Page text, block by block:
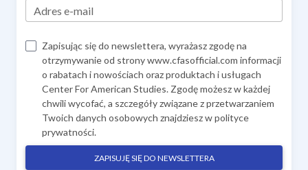
Adres e-mail
Zapisując się do newslettera, wyrażasz zgodę na
otrzymywanie od strony www.cfasofficial.com informacji
o rabatach i nowościach oraz produktach i usługach
Center For American Studies. Zgodę możesz w każdej
chwili wycofać, a szczegóły związane z przetwarzaniem
Twoich danych osobowych znajdziesz wpolityce
prywatności.
ZAPISUJĘ SIĘ DO NEWSLETTERA